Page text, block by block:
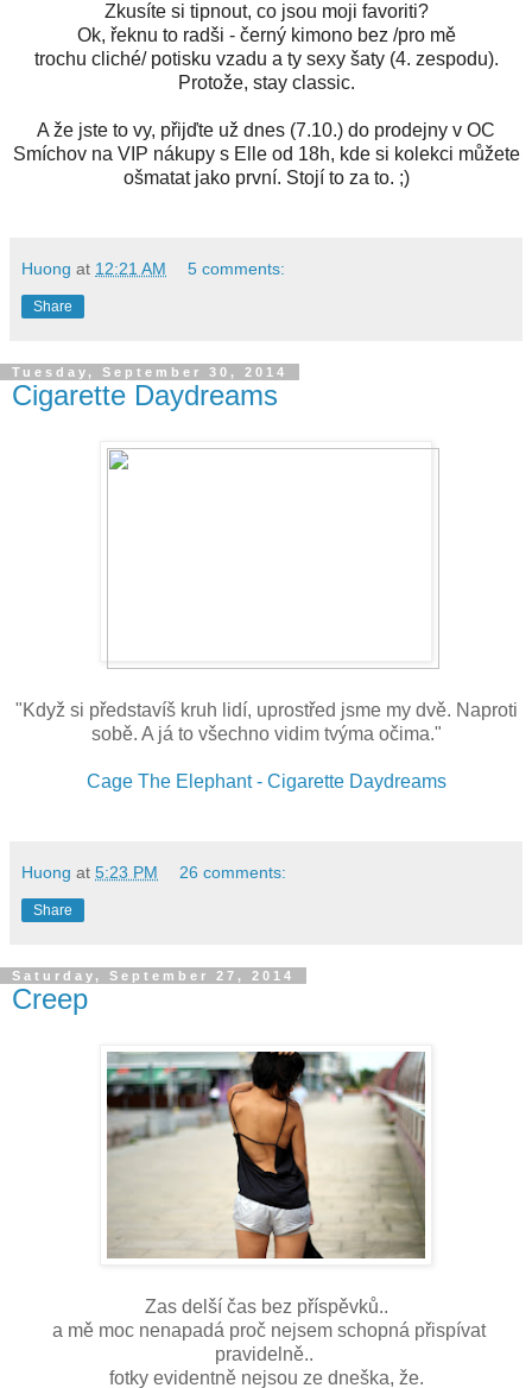
Zkusíte si tipnout, co jsou moji favoriti?
Ok, řeknu to radši - černý kimono bez /pro mě
trochu cliché/ potisku vzadu a ty sexy šaty (4. zespodu).
Protože, stay classic.
A že jste to vy, přijďte už dnes (7.10.) do prodejny v OC
Smíchov na VIP nákupy s Elle od 18h, kde si kolekci můžete
ošmatat jako první. Stojí to za to. ;)
Huong at 12:21 AM 5 comments:
Share
Tuesday, September 30, 2014
Cigarette Daydreams
"Když si představíš kruh lidí, uprostřed jsme my dvě. Naproti
sobě. A já to všechno vidim tvýma očima."
Cage The Elephant - Cigarette Daydreams
Huong at 5:23 PM 26 comments:
Share
Saturday, September 27, 2014
Creep
Zas delší čas bez příspěvků..
a mě moc nenapadá proč nejsem schopná přispívat
pravidelně..
fotky evidentně nejsou ze dneška, že.